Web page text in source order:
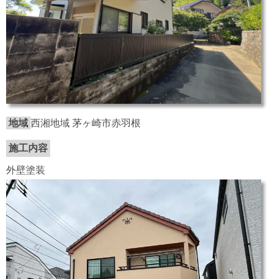
地域 西湘地域 茅ヶ崎市赤羽根
施工内容
外壁塗装